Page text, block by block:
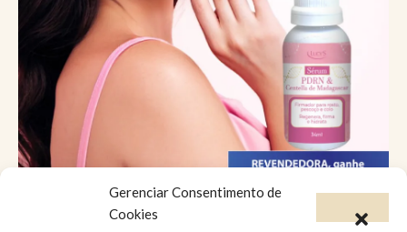
Gerenciar Consentimento de
Cookies
Catálogo Virtual